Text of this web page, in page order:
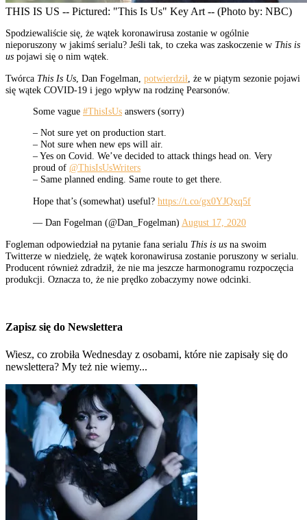
THIS IS US -- Pictured: "This Is Us" Key Art -- (Photo by: NBC)
Spodziewaliście się, że wątek koronawirusa zostanie w ogólnie
nieporuszony w jakimś serialu? Jeśli tak, to czeka was zaskoczenie w This is
us pojawi się o nim wątek.
Twórca This Is Us , Dan Fogelman, potwierdził , że w piątym sezonie pojawi
się wątek COVID-19 i jego wpływ na rodzinę Pearsonów.
Some vague #ThisIsUs answers (sorry)
– Not sure yet on production start.
– Not sure when new eps will air.
– Yes on Covid. We’ve decided to attack things head on. Very
proud of @ThisIsUsWriters
– Same planned ending. Same route to get there.
Hope that’s (somewhat) useful? https://t.co/gx0YJQxq5f
— Dan Fogelman (@Dan_Fogelman) August 17, 2020
Fogleman odpowiedział na pytanie fana serialu This is us na swoim
Twitterze w niedzielę, że wątek koronawirusa zostanie poruszony w serialu.
Producent również zdradził, że nie ma jeszcze harmonogramu rozpoczęcia
produkcji. Oznacza to, że nie prędko zobaczymy nowe odcinki.
Zapisz się do Newslettera
Wiesz, co zrobiła Wednesday z osobami, które nie zapisały się do
newslettera? My też nie wiemy...